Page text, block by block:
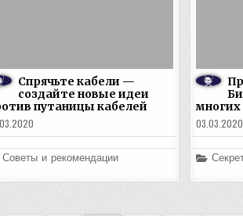
Спрячьте кабели —
создайте новые идеи
путаницы кабелей
Posted
Советы и рекомендации
многих
03.03.2020